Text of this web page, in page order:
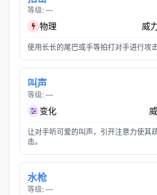
等级: —
物理 威
使用长长的尾巴或手等拍打对手进行攻击
叫声
等级: —
变化
让对手听可爱的叫声，引开注意力使其
击。
水枪
等级: —